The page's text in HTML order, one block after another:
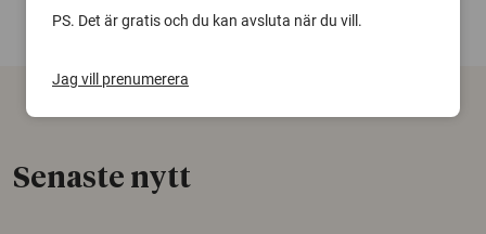
Senaste nytt
PS. Det är gratis och du kan avsluta när du vill.
Jag vill prenumerera